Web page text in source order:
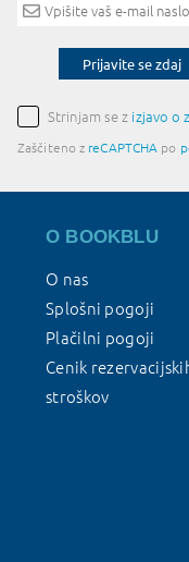
Prijavite se zdaj
Strinjam se z izjavo o
Zaščiteno z reCAPTCHA po
O BOOKBLU
O nas
Splošni pogoji
Plačilni pogoji
Cenik
stroškov